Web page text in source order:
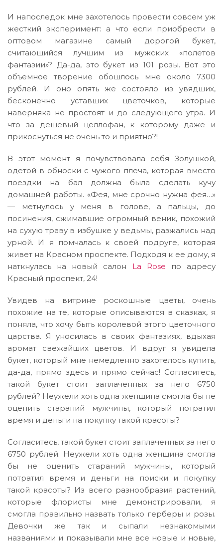
И напоследок мне захотелось провести совсем уж
жесткий эксперимент: а что если приобрести в
оптовом магазине самый дорогой букет,
считающийся лучшим из мужских «полетов
фантазии»? Да-да, это букет из 101 розы. Вот это
объемное творение обошлось мне около 7300
рублей. И оно опять же состояло из увядших,
бесконечно уставших цветочков, которые
наверняка не простоят и до следующего утра. И
что за дешевый целлофан, к которому даже и
прикоснуться не очень то и приятно?!
В этот момент я почувствовала себя Золушкой,
одетой в обноски с чужого плеча, которая вместо
поездки на бал должна была сделать кучу
домашней работы. «Фея, мне срочно нужна фея…»
— метнулось у меня в голове, а пальцы, до
посинения, сжимавшие огромный веник, похожий
на сухую траву в избушке у ведьмы, разжались над
урной. И я помчалась к своей подруге, которая
живет на Красном проспекте. Подходя к ее дому, я
наткнулась на новый салон La Rose по адресу
Красный проспект, 24!
Увидев на витрине роскошные цветы, очень
похожие на те, которые описываются в сказках, я
поняла, что хочу быть королевой этого цветочного
царства. Я уносилась в своих фантазиях, вдыхая
аромат свежайших цветов. И вдруг я увидела
букет, который мне немедленно захотелось купить,
да-да, прямо здесь и прямо сейчас! Согласитесь,
такой букет стоит заплаченных за него 6750
рублей? Неужели хоть одна женщина смогла бы не
оценить стараний мужчины, который потратил
время и деньги на покупку такой красоты?
Согласитесь, такой букет стоит заплаченных за него
6750 рублей. Неужели хоть одна женщина смогла
бы не оценить стараний мужчины, который
потратил время и деньги на поиски и покупку
такой красоты? Из всего разнообразия растений,
которые флористы мне демонстрировали, я
смогла правильно назвать только герберы и розы.
Девочки же так и сыпали незнакомыми
названиями и показывали мне все новые и новые,